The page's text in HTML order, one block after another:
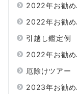
2022年お勧め
2022年お勧め
引越し鑑定例
2022年お勧め
厄除けツアー
2023年お勧め